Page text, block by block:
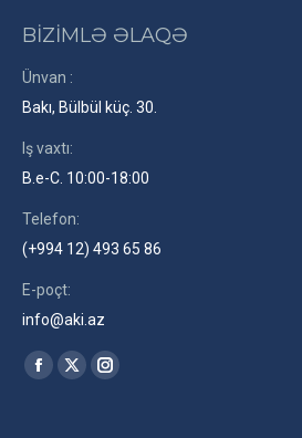
BİZİMLƏ ƏLAQƏ
Ünvan :
Bakı, Bülbül küç. 30.
Iş vaxtı:
B.e-C. 10:00-18:00
Telefon:
(+994 12) 493 65 86
E-poçt:
info@aki.az
Find us on:
Facebook
X
Instagram